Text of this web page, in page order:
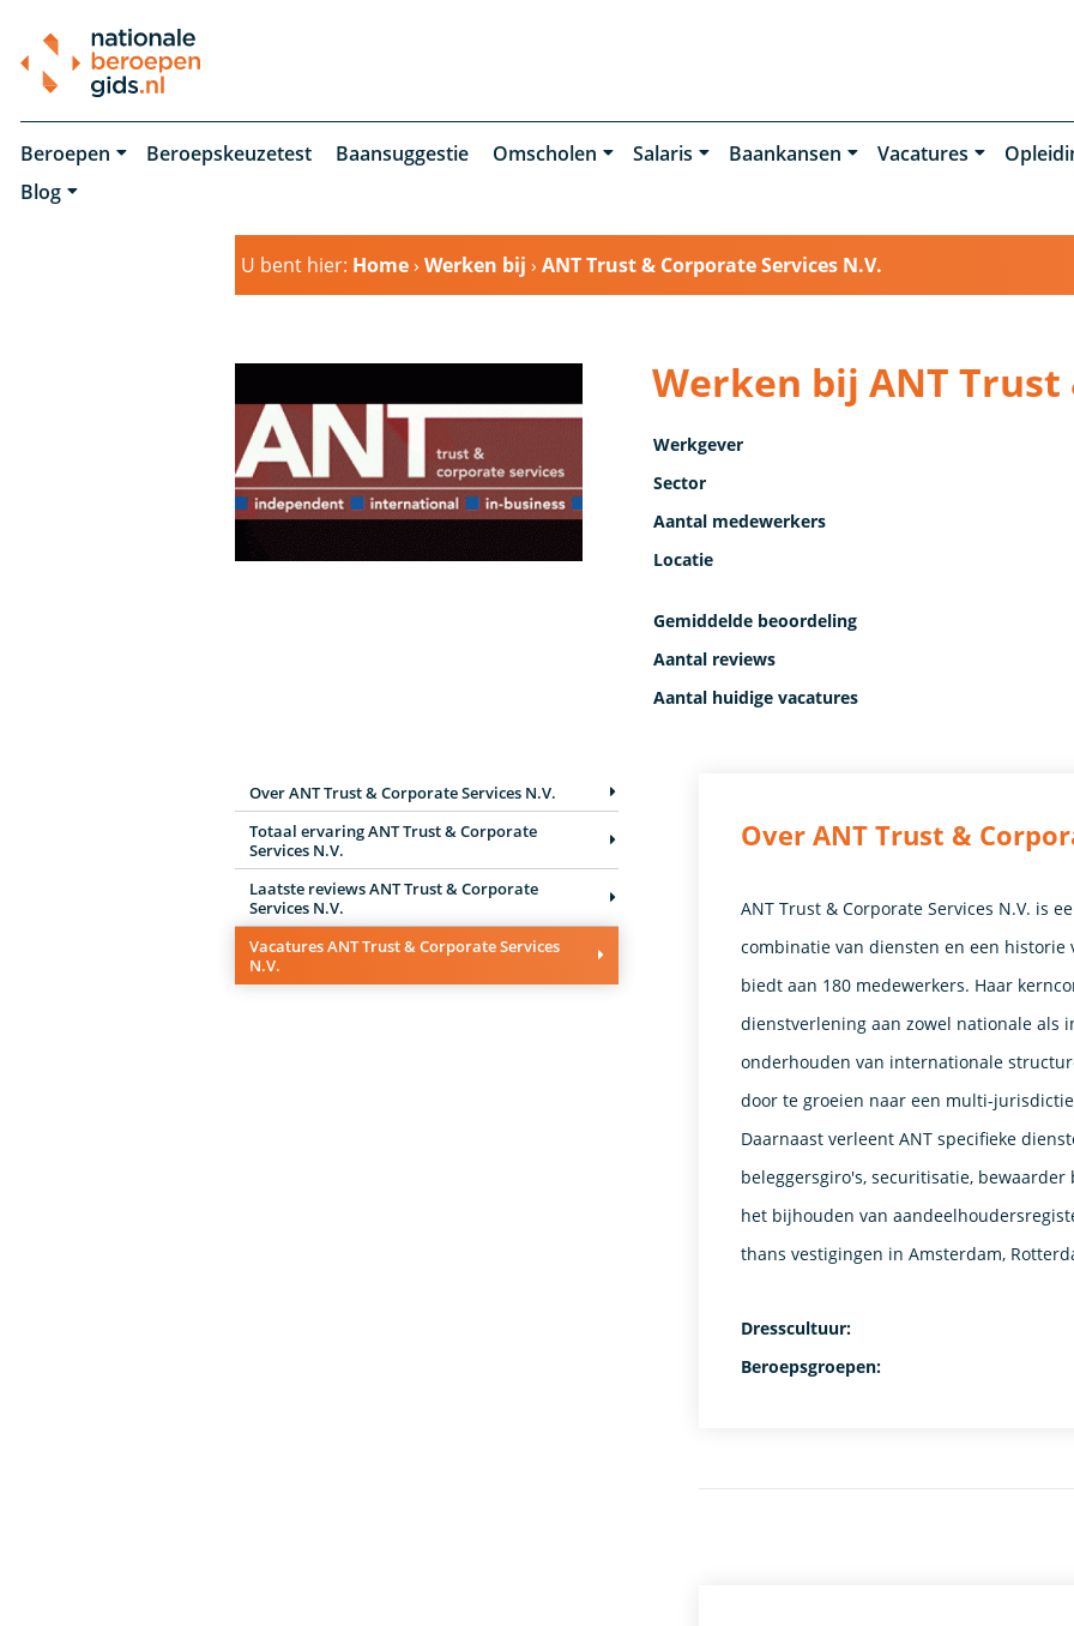
Beroepen Beroepskeuzetest Baansuggestie Omscholen Salaris Baankansen Vacatures
Blog
U bent hier: Home›Werken bij ›ANT Trust & Corporate Services N.V.
Werken bij ANT Trust
Werkgever
Sector
Aantal medewerkers
Locatie
Gemiddelde beoordeling
Aantal reviews
Aantal huidige vacatures
Over ANT Trust & Corporate Services N.V.
Totaal ervaring ANT Trust & Corporate
Services N.V.
Laatste reviews ANT Trust & Corporate
Services N.V.
Vacatures ANT Trust & Corporate Services
N.V.
Over ANT Trust &
ANT Trust & Corporate Services N.V. is
combinatie van diensten en een
biedt aan 180 medewerkers. Haar
dienstverlening aan zowel nationale als
onderhouden van internationale
door te groeien naar een multi-
Daarnaast verleent ANT specifieke
beleggersgiro's, securitisatie,
het bijhouden van
thans vestigingen in Amsterdam,
Dresscultuur:
Beroepsgroepen: